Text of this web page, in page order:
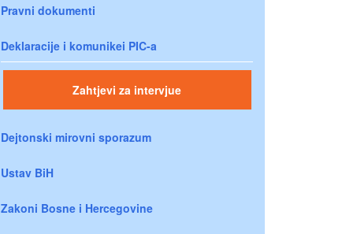
Pravni dokumenti
Deklaracije i komunikei PIC-a
Zahtjevi za intervjue
Dejtonski mirovni sporazum
Ustav BiH
Zakoni Bosne i Hercegovine